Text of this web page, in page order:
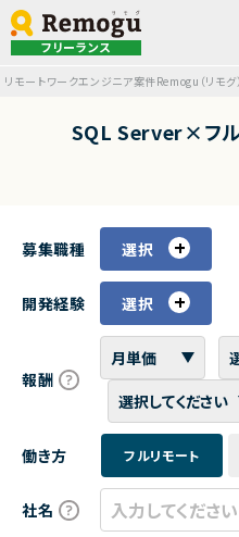
フリーランス
リモートワークエンジニア案件Remogu（リモグ）
SQL Server×フ
募集職種 選択
開発経験 選択
報酬
働き方 フルリモート
社名